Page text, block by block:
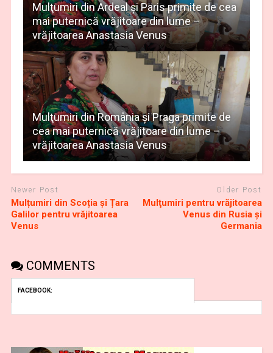
Mulţumiri din Ardeal și Paris primite de cea
mai puternică vrăjitoare din lume –
vrăjitoarea Anastasia Venus
Mulţumiri din România și Praga primite de
cea mai puternică vrăjitoare din lume –
vrăjitoarea Anastasia Venus
Newer Post
Mulțumiri din Scoția și Țara
Galilor pentru vrăjitoarea
Venus
Older Post
Mulţumiri pentru vrăjitoarea
Venus din Rusia și
Germania
COMMENTS
FACEBOOK: